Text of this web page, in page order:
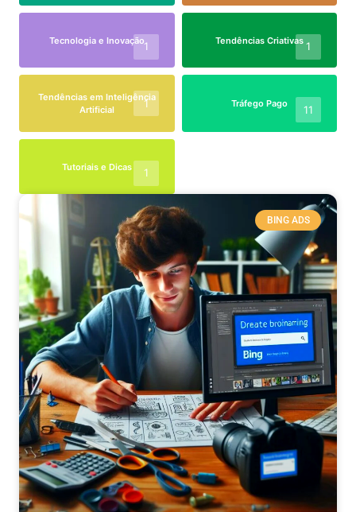
Tecnologia e Inovação1 Tendências Criativas 1
Tendências em Inteligência
Artificial
1 Tráfego Pago 11
Tutoriais e Dicas 1
BING ADS